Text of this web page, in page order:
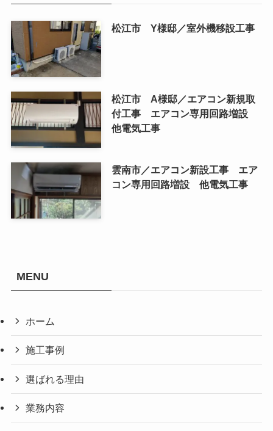
松江市 Y様邸／室外機移設工事
松江市 A様邸／エアコン新規取
付工事 エアコン専用回路増設
他電気工事
雲南市／エアコン新設工事 エア
コン専用回路増設 他電気工事
MENU
ホーム
施工事例
選ばれる理由
業務内容